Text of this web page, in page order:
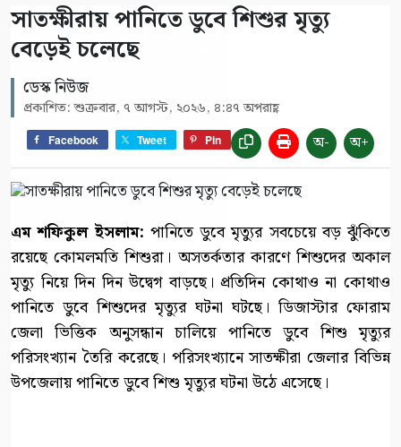
সাতক্ষীরায় পানিতে ডুবে শিশুর মৃত্যু
বেড়েই চলেছে
ডেস্ক নিউজ
প্রকাশিত: শুক্রবার, ৭ আগস্ট, ২০২৬, ৪:৪৭ অপরাহ্ণ
Facebook Tweet Pin অ- অ+
এম শফিকুল ইসলাম: পানিতে ডুবে মৃত্যুর সবচেয়ে বড় ঝুঁকিতে
রয়েছে কোমলমতি শিশুরা। অসতর্কতার কারণে শিশুদের অকাল
মৃত্যু নিয়ে দিন দিন উদ্বেগ বাড়ছে। প্রতিদিন কোথাও না কোথাও
পানিতে ডুবে শিশুদের মৃত্যুর ঘটনা ঘটছে। ডিজাস্টার ফোরাম
জেলা ভিত্তিক অনুসন্ধান চালিয়ে পানিতে ডুবে শিশু মৃত্যুর
পরিসংখ্যান তৈরি করেছে। পরিসংখ্যানে সাতক্ষীরা জেলার বিভিন্ন
উপজেলায় পানিতে ডুবে শিশু মৃত্যুর ঘটনা উঠে এসেছে।